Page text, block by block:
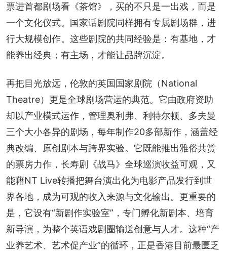
票进首都剧场看《茶馆》，买的不只是一出戏，而是
一个文化仪式。国家话剧院同样拥有专属剧场群，进
行大规模创作。这些剧院的共同经验是：有基地，才
能养出经典；有主场，才能让品牌沉淀。
再把目光放远，伦敦的英国国家剧院（National
Theatre）更是全球剧场营运的典范。它由政府资助
却以产业模式运作，管理奥利弗、利特尔顿、多夫曼
三个大小各异的剧场，每年制作20多部新作，涵盖经
典改编、原创剧本与跨界实验。它既能推出雅俗共赏
的票房力作，长寿剧《战马》全球巡演收益可观，又
能藉NT Live转播把舞台演出化为电影产品发行到世
界各地，成为可观的收入来源与文化输出。更重要的
是，它设有“新剧作实验室”，专门孵化新剧本、培育
新导演，为整个英语戏剧圈输送创意与人才。这种“产
业养艺术、艺术促产业”的循环，正是香港目前最匮乏